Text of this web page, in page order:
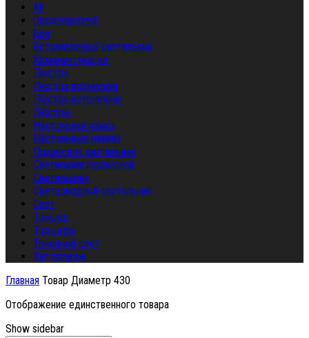
All
Uncategorized
Бра
Встраиваемый светильник
Комплектующие
Люстра
Люстра подвесная
Люстра потолочная
Люстры
Настольная лампа
Настольные лампы
Подвесной светильник
Светильник подвесной
Светильники
Светодиодный светильник
Спот
Торшер
Торшеры
Точечный свет
Хит продаж
Главная Товар Диаметр 430
Отображение единственного товара
Show sidebar